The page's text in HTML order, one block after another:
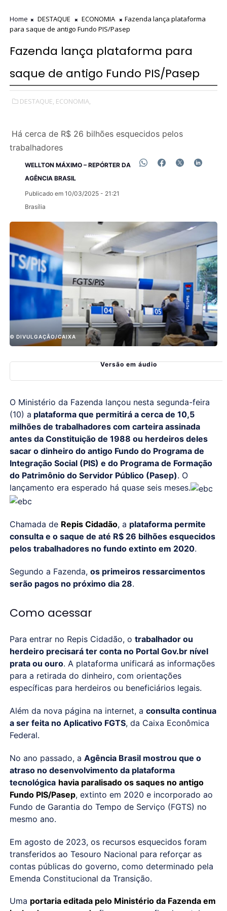
Home DESTAQUE ECONOMIA
Fazenda lança plataforma
para saque de antigo Fundo PIS/Pasep
Fazenda lança plataforma para
saque de antigo Fundo PIS/Pasep
DESTAQUE, ECONOMIA,
Há cerca de R$ 26 bilhões esquecidos pelos
trabalhadores
WELLTON MÁXIMO – REPÓRTER DA
AGÊNCIA BRASIL
Publicado em 10/03/2025 - 21:21
Brasília
© DIVULGAÇÃO/CAIXA
Versão em áudio
O Ministério da Fazenda lançou nesta segunda-feira
(10) a plataforma que permitirá a cerca de 10,5
milhões de trabalhadores com carteira assinada
antes da Constituição de 1988 ou herdeiros deles
sacar o dinheiro do antigo Fundo do Programa de
Integração Social (PIS) e do Programa de Formação
do Patrimônio do Servidor Público (Pasep). O
lançamento era esperado há quase seis meses.
Chamada de Repis Cidadão, a plataforma permite
consulta e o saque de até R$ 26 bilhões esquecidos
pelos trabalhadores no fundo extinto em 2020.
Segundo a Fazenda, os primeiros ressarcimentos
serão pagos no próximo dia 28.
Como acessar
Para entrar no Repis Cidadão, o trabalhador ou
herdeiro precisará ter conta no Portal Gov.br nível
prata ou ouro. A plataforma unificará as informações
para a retirada do dinheiro, com orientações
específicas para herdeiros ou beneficiários legais.
Além da nova página na internet, a consulta continua
a ser feita no Aplicativo FGTS, da Caixa Econômica
Federal.
No ano passado, a Agência Brasil mostrou que o
atraso no desenvolvimento da plataforma
tecnológica havia paralisado os saques no antigo
Fundo PIS/Pasep, extinto em 2020 e incorporado ao
Fundo de Garantia do Tempo de Serviço (FGTS) no
mesmo ano.
Em agosto de 2023, os recursos esquecidos foram
transferidos ao Tesouro Nacional para reforçar as
contas públicas do governo, como determinado pela
Emenda Constitucional da Transição.
Uma portaria editada pelo Ministério da Fazenda em